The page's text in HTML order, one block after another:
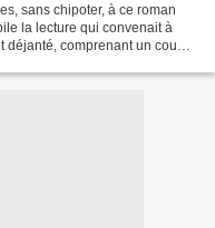
sans chipoter, à ce roman
la lecture qui convenait à
comprenant un couple